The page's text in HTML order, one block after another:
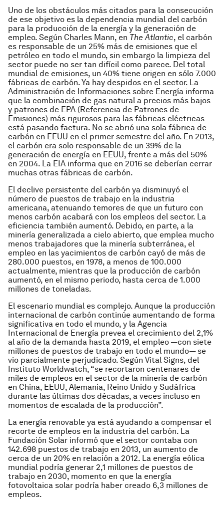
Uno de los obstáculos más citados para la consecución
de ese objetivo es la dependencia mundial del carbón
para la producción de la energía y la generación de
empleo. Según Charles Mann, en The Atlantic, el carbón
es responsable de un 25% más de emisiones que el
petróleo en todo el mundo, sin embargo la limpieza del
sector puede no ser tan difícil como parece. Del total
mundial de emisiones, un 40% tiene origen en sólo 7.000
fábricas de carbón. Ya hay despidos en el sector. La
Administración de Informaciones sobre Energía informa
que la combinación de gas natural a precios más bajos
y patrones de EPA (Referencia de Patrones de
Emisiones) más rigurosos para las fábricas eléctricas
está pasando factura. No se abrió una sola fábrica de
carbón en EEUU en el primer semestre del año. En 2013,
el carbón era solo responsable de un 39% de la
generación de energía en EEUU, frente a más del 50%
en 2004. La EIA informa que en 2016 se deberían cerrar
muchas otras fábricas de carbón.
El declive persistente del carbón ya disminuyó el
número de puestos de trabajo en la industria
americana, atenuando temores de que un futuro con
menos carbón acabará con los empleos del sector. La
eficiencia también aumentó. Debido, en parte, a la
minería generalizada a cielo abierto, que emplea mucho
menos trabajadores que la minería subterránea, el
empleo en las yacimientos de carbón cayó de más de
280.000 puestos, en 1978, a menos de 100.000
actualmente, mientras que la producción de carbón
aumentó, en el mismo periodo, hasta cerca de 1.000
millones de toneladas.
El escenario mundial es complejo. Aunque la producción
internacional de carbón continúe aumentando de forma
significativa en todo el mundo, y la Agencia
Internacional de Energía prevea el crecimiento del 2,1%
al año de la demanda hasta 2019, el empleo —con siete
millones de puestos de trabajo en todo el mundo— se
vio parcialmente perjudicado. Según Vital Signs, del
Instituto Worldwatch, “se recortaron centenares de
miles de empleos en el sector de la minería de carbón
en China, EEUU, Alemania, Reino Unido y Sudáfrica
durante las últimas dos décadas, a veces incluso en
momentos de escalada de la producción”.
La energía renovable ya está ayudando a compensar el
recorte de empleos en la industria del carbón. La
Fundación Solar informó que el sector contaba con
142.698 puestos de trabajo en 2013, un aumento de
cerca de un 20% en relación a 2012. La energía eólica
mundial podría generar 2,1 millones de puestos de
trabajo en 2030, momento en que la energía
fotovoltaica solar podría haber creado 6,3 millones de
empleos.